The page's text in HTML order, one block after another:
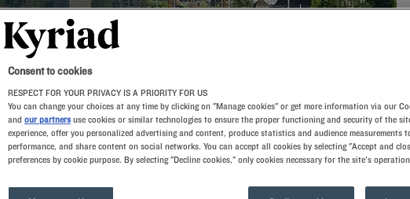
Consent to cookies
RESPECT FOR YOUR PRIVACY IS A PRIORITY FOR US
You can change your choices at any time by clicking on "Manage cookies" or get more information via our
and our partners use cookies or similar technologies to ensure the proper functioning and security of the
experience, offer you personalized advertising and content, produce statistics and audience measurements
performance, and share content on social networks. You can accept all cookies by selecting "Accept and
preferences by cookie purpose. By selecting "Decline cookies," only cookies necessary for the site's